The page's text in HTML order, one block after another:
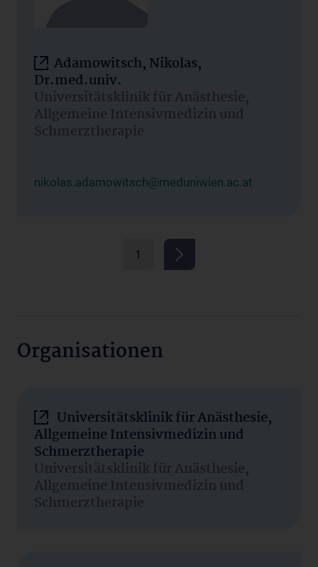
Adamowitsch, Nikolas,
Dr.med.univ.
Universitätsklinik für Anästhesie,
Allgemeine Intensivmedizin und
Schmerztherapie
nikolas.adamowitsch@meduniwien.ac.at
1
Organisationen
Universitätsklinik für Anästhesie,
Allgemeine Intensivmedizin und
Schmerztherapie
Universitätsklinik für Anästhesie,
Allgemeine Intensivmedizin und
Schmerztherapie